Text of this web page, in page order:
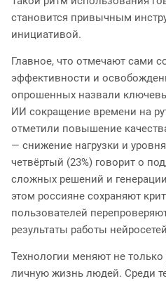
становится привычным
инициативой.
Главное, что отмечают сами
эффективности и
опрошенных назвали
ИИ сокращение времени на
отметили повышение
— снижение нагрузки и
четвёртый (23%) говорит о
сложных решений и
этом россияне сохраняют
пользователей
результаты работы
Технологии меняют не
личную жизнь людей. Среди